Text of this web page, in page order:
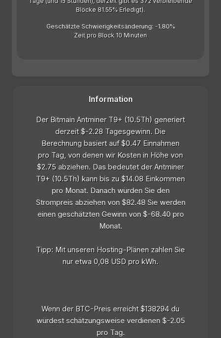
Blöcke 81.55% Erledigt).
Geschätzte Schwierigkeitsänderung: -1.80%
Zeit pro Block 10 Minuten
Information
Der Bitmain Antminer T9+ (10.5Th) generiert
derzeit $-2.28 Tagesgewinn. Die
Berechnung basiert auf $0.47 Einnahmen
pro Tag, von denen wir Kosten in Höhe von
$2.75 abziehen. Das bedeutet der Antminer
T9+ (10.5Th) kann bis zu $14.08 Einkommen
pro Monat. Danach würden Sie den
Strompreis abziehen von $82.48 Sie werden
einen geschätzten Gewinn von $-68.40 pro
Monat.
Tipp: Mit unseren Hosting-Plänen zahlen Sie
nur etwa 0,08 USD pro kWh.
Wenn der BTC-Preis erreicht $138294 du
würdest schätzungsweise verdienen $-2.05
pro Tag.